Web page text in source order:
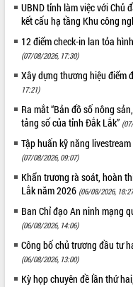
UBND tỉnh làm việc với Chủ
kết cấu hạ tầng Khu công
12 điểm check-in lan tỏa
(07/08/2026, 17:30)
Xây dựng thương hiệu điểm
17:21)
Ra mắt “Bản đồ số nông
tảng số của tỉnh Đắk Lắk”
Tập huấn kỹ năng
(07/08/2026, 09:07)
Khẩn trương rà soát, hoàn
Lắk năm 2026 (06/08/2026,
Ban Chỉ đạo An ninh mạng
(06/08/2026, 14:06)
Công bố chủ trương đầu tư
(06/08/2026, 13:00)
Kỳ họp chuyên đề lần thứ